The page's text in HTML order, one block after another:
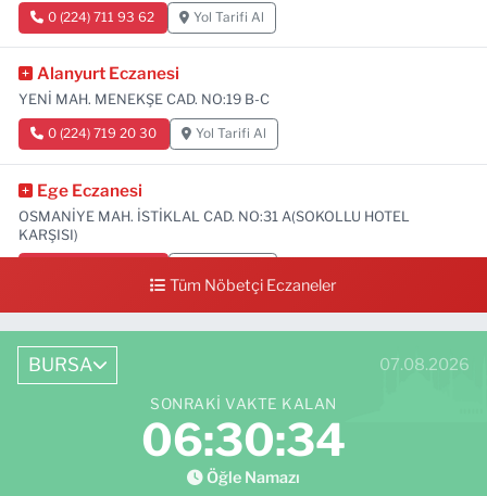
0 (224) 711 93 62 Yol Tarifi Al
Alanyurt Eczanesi
YENİ MAH. MENEKŞE CAD. NO:19 B-C
0 (224) 719 20 30 Yol Tarifi Al
Ege Eczanesi
OSMANİYE MAH. İSTİKLAL CAD. NO:31 A(SOKOLLU HOTEL
KARŞISI)
Tüm Nöbetçi Eczaneler
BURSA 07.08.2026
SONRAKI VAKTE KALAN
06:30:33
Öğle Namazı